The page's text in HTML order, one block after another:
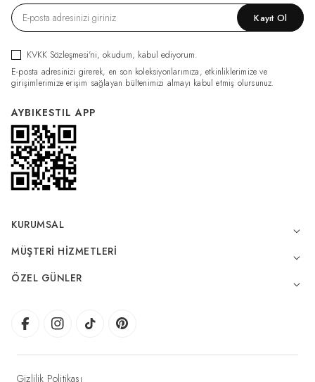
Kayıt Ol
KVKK Sözleşmesi'ni, okudum, kabul ediyorum.
E-posta adresinizi girerek, en son koleksiyonlarımıza, etkinliklerimize ve
girişimlerimize erişim sağlayan bültenimizi almayı kabul etmiş olursunuz.
AYBIKESTIL APP
KURUMSAL
MÜŞTERI HIZMETLERI
ÖZEL GÜNLER
Gizlilik Politikası